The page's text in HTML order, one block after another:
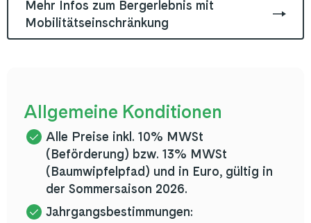
Mehr Infos zum Bergerlebnis mit
Mobilitätseinschränkung
Allgemeine Konditionen
Alle Preise inkl. 10% MWSt
(Beförderung) bzw. 13% MWSt
(Baumwipfelpfad) und in Euro, gültig in
der Sommersaison 2026.
Jahrgangsbestimmungen: